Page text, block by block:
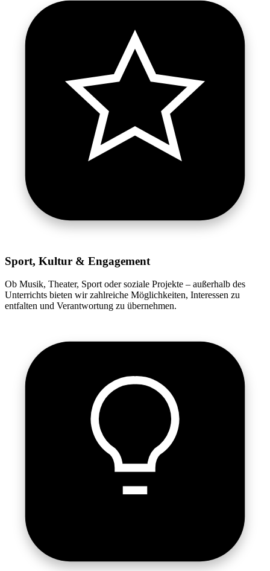
Sport, Kultur & Engagement
Ob Musik, Theater, Sport oder soziale Projekte – außerhalb des
Unterrichts bieten wir zahlreiche Möglichkeiten, Interessen zu
entfalten und Verantwortung zu übernehmen.